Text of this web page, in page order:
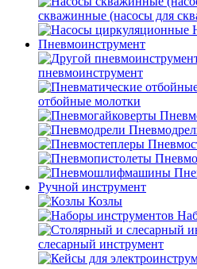
скважинные (насосы для
Пневмоинструмент
пневмоинструмент
отбойные молотки
Ручной инструмент
Козлы
слесарный инструмент